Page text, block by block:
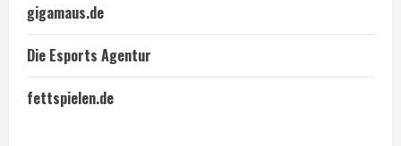
gigamaus.de
Die Esports Agentur
fettspielen.de